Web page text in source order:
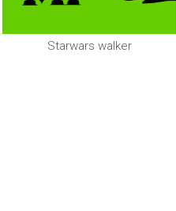
Starwars walker